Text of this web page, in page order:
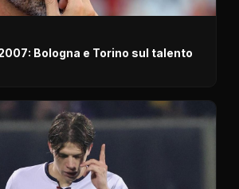
Bologna e Torino sul talento